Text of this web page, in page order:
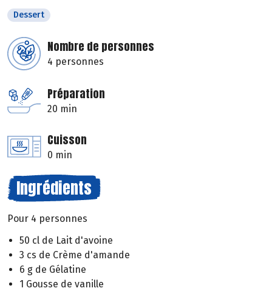
Dessert
Nombre de personnes
4 personnes
Préparation
20 min
Cuisson
0 min
Ingrédients
Pour 4 personnes
50 cl de Lait d'avoine
3 cs de Crème d'amande
6 g de Gélatine
1 Gousse de vanille